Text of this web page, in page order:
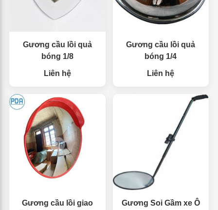
Gương cầu lồi quả
bóng 1/8
Liên hệ
Gương cầu lồi quả
bóng 1/4
Liên hệ
Gương cầu lồi giao
Gương Soi Gầm xe Ô